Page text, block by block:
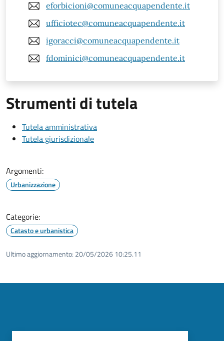
eforbicioni@comuneacquapendente.it
ufficiotec@comuneacquapendente.it
igoracci@comuneacquapendente.it
fdominici@comuneacquapendente.it
Strumenti di tutela
Tutela amministrativa
Tutela giurisdizionale
Argomenti:
Urbanizzazione
Categorie:
Catasto e urbanistica
Ultimo aggiornamento: 20/05/2026 10:25.11